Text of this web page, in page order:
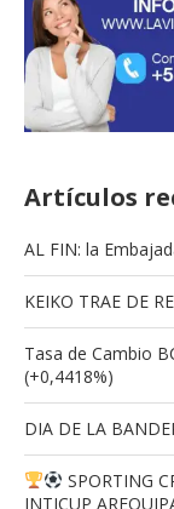
Artículos
AL FIN: la
KEIKO TRAE DE
Tasa de Cambio
(+0,4418%)
DIA DE LA
SPORTING
INTICUP